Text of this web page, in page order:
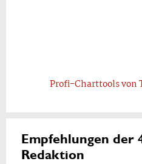
Profi-Charttools von
Empfehlungen der
Redaktion